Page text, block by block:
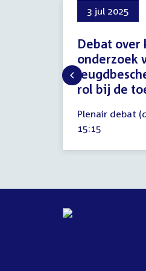
3 jul 2025
Debat
onderzoek
rol bij de
juli
2025
Plenair debat
Tijd
15:15